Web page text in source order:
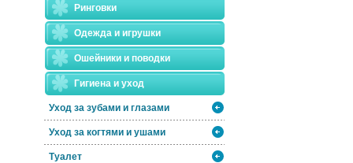
Ринговки
Одежда и игрушки
Ошейники и поводки
Гигиена и уход
Уход за зубами и глазами
Уход за когтями и ушами
Туалет